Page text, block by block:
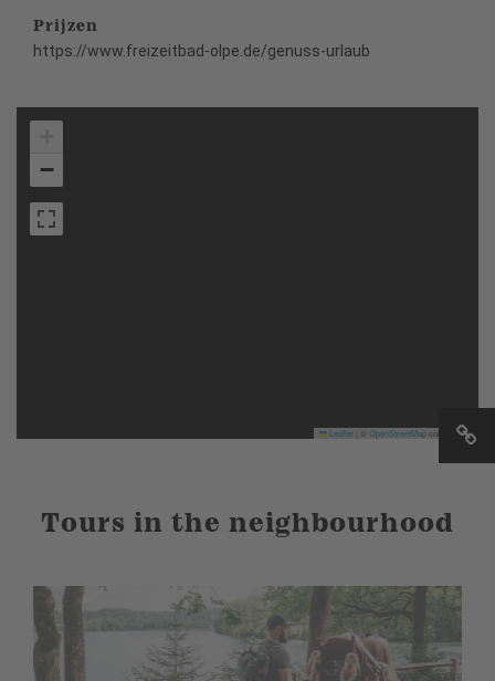
Prijzen
https://www.freizeitbad-olpe.de/genuss-urlaub
−
Leaflet OpenStreetMapcontributors
Tours in the neighbourhood